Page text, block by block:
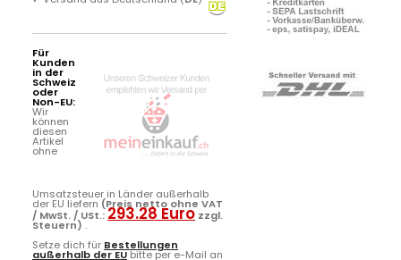
Für
Kunden
in der
Schweiz
oder
Non-EU:
Wir
können
diesen
Artikel
ohne
Umsatzsteuer in Länder außerhalb
der EU liefern (Preis netto ohne VAT
/ MwSt. / USt.:293.28 Euro zzgl.
Steuern) .
Setze dich für Bestellungen
außerhalb der EUbitte per e-Mail an